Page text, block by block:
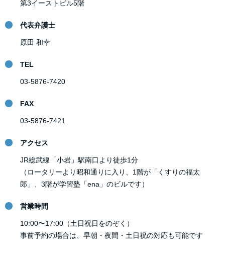
第3イーストビル5階
代表弁護士
原田 和幸
TEL
03-5876-7420
FAX
03-5876-7421
アクセス
JR総武線「小岩」駅南口より徒歩1分
（ロータリーより昭和通りに入り、1階が「くすりの福太
郎」、3階が学習塾「ena」のビルです）
営業時間
10:00〜17:00（土日祝日をのぞく）
事前予約の場合は、早朝・夜間・土日祝の対応も可能です